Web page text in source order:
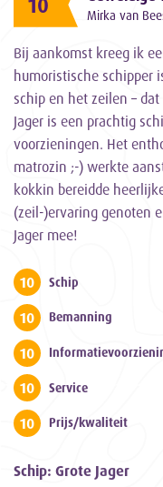
Mirka van
Bij aankomst kreeg ik
humoristische schipper
schip en het zeilen –
Jager is een prachtig
voorzieningen. Het
matrozin ;-) werkte
kokkin bereidde
(zeil-)ervaring genoten
Jager mee!
10 Schip
10 Bemanning
10
10 Service
10 Prijs/kwaliteit
Schip: Grote Jager